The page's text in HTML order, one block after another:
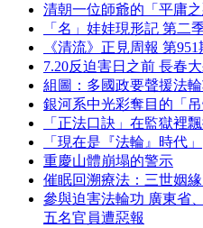
清朝一位師爺的「平庸之
「名」娃娃現形記 第二
《清流》正見周報 第951
7.20反迫害日之前 長春
組圖：多國政要聲援法輪
銀河系中光彩奪目的「吊
「正法口訣」在監獄裡
「現在是『法輪』時代」
重慶山體崩塌的警示
催眠回溯療法：三世姻
參與迫害法輪功 廣東省
五名官員遭惡報